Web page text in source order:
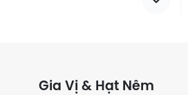
Gia Vị & Hạt Nêm